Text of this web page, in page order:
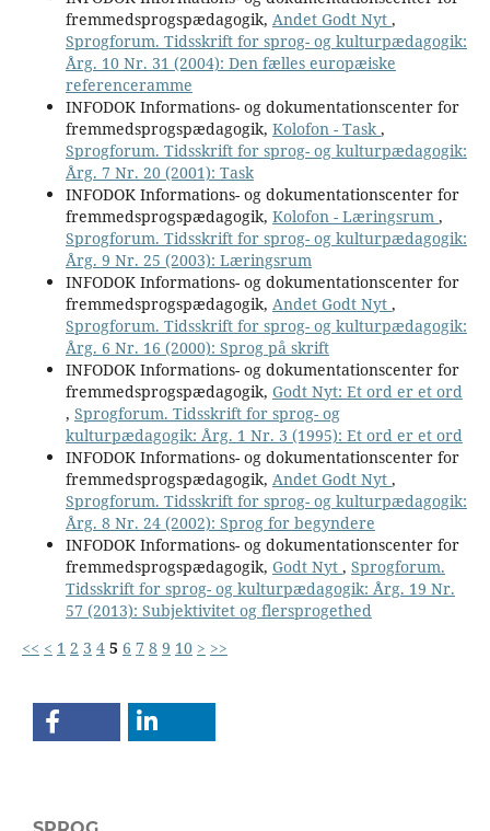
fremmedsprogspædagogik, Andet Godt Nyt ,
Sprogforum. Tidsskrift for sprog- og kulturpædagogik:
Årg. 10 Nr. 31 (2004): Den fælles europæiske
referenceramme
INFODOK Informations- og dokumentationscenter for
fremmedsprogspædagogik, Kolofon - Task ,
Sprogforum. Tidsskrift for sprog- og kulturpædagogik:
Årg. 7 Nr. 20 (2001): Task
INFODOK Informations- og dokumentationscenter for
fremmedsprogspædagogik, Kolofon - Læringsrum ,
Sprogforum. Tidsskrift for sprog- og kulturpædagogik:
Årg. 9 Nr. 25 (2003): Læringsrum
INFODOK Informations- og dokumentationscenter for
fremmedsprogspædagogik, Andet Godt Nyt ,
Sprogforum. Tidsskrift for sprog- og kulturpædagogik:
Årg. 6 Nr. 16 (2000): Sprog på skrift
INFODOK Informations- og dokumentationscenter for
fremmedsprogspædagogik, Godt Nyt: Et ord er et ord
, Sprogforum. Tidsskrift for sprog- og
kulturpædagogik: Årg. 1 Nr. 3 (1995): Et ord er et ord
INFODOK Informations- og dokumentationscenter for
fremmedsprogspædagogik, Andet Godt Nyt ,
Sprogforum. Tidsskrift for sprog- og kulturpædagogik:
Årg. 8 Nr. 24 (2002): Sprog for begyndere
INFODOK Informations- og dokumentationscenter for
fremmedsprogspædagogik, Godt Nyt , Sprogforum.
Tidsskrift for sprog- og kulturpædagogik: Årg. 19 Nr.
57 (2013): Subjektivitet og flersprogethed
<< < 1 2 3 4 5 6 7 8 9 10 > >>